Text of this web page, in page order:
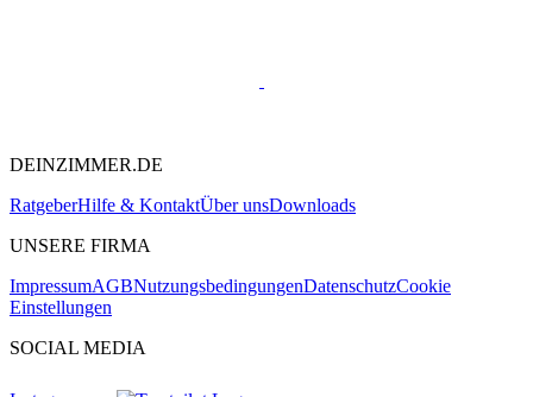
DEINZIMMER.DE
RatgeberHilfe & KontaktÜber unsDownloads
UNSERE FIRMA
ImpressumAGBNutzungsbedingungenDatenschutzCookie
Einstellungen
SOCIAL MEDIA